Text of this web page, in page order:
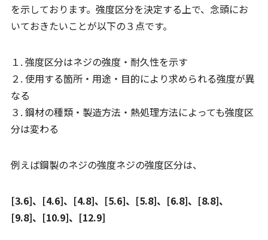
を示しております。強度区分を決定する上で、念頭にお
いておきたいことが以下の３点です。
１. 強度区分はネジの強度・耐久性を示す
２. 使用する箇所・用途・目的により求められる強度が異
なる
３. 鋼材の種類・製造方法・熱処理方法によっても強度区
分は変わる
例えば鋼製のネジの強度ネジの強度区分は、
[3.6]、[4.6]、[4.8]、[5.6]、[5.8]、[6.8]、[8.8]、
[9.8]、[10.9]、[12.9]